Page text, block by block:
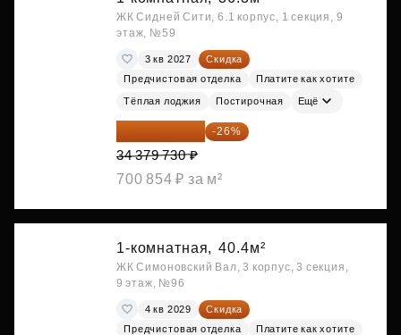
ЖК Сидней Сити, 6.1 корпус, 1 секция, 9
этаж, №59
3 кв 2027
Скидка
Предчистовая отделка
Платите как хотите
Тёплая лоджия Постирочная Ещё
25 441 000 ₽ -26%
34 379 730 ₽
700 854 ₽ за м²
1-комнатная, 40.4м²
ЖК Симоновский Вал, 3 корпус, 3 секция,
9 этаж, №96
4 кв 2029
Скидка
Предчистовая отделка
Платите как хотите